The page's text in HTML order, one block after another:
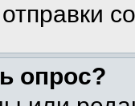
опрос?